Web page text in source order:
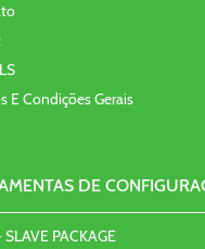
E Condições Gerais
DE
SLAVE PACKAGE